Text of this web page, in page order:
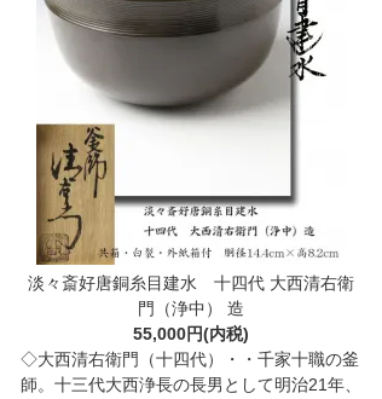
淡々斎好唐銅糸目建水 十四代 大西清右衛
門（浄中） 造
55,000円(内税)
◇大西清右衛門（十四代）・・千家十職の釜
師。十三代大西浄長の長男として明治21年、